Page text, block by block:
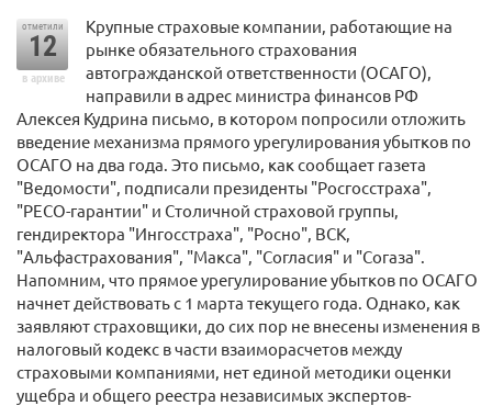
отметили
12
в архиве
Крупные страховые компании, работающие на
рынке обязательного страхования
автогражданской ответственности (ОСАГО),
направили в адрес министра финансов РФ
Алексея Кудрина письмо, в котором попросили отложить
введение механизма прямого урегулирования убытков по
ОСАГО на два года. Это письмо, как сообщает газета
"Ведомости", подписали президенты "Росгосстраха",
"РЕСО-гарантии" и Столичной страховой группы,
гендиректора "Ингосстраха", "Росно", ВСК,
"Альфастрахования", "Макса", "Согласия" и "Согаза".
Напомним, что прямое урегулирование убытков по ОСАГО
начнет действовать с 1 марта текущего года. Однако, как
заявляют страховщики, до сих пор не внесены изменения в
налоговый кодекс в части взаиморасчетов между
страховыми компаниями, нет единой методики оценки
ущебра и общего реестра независимых экспертов-